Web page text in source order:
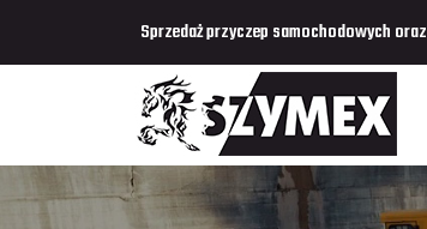
Sprzedaż przyczep samochodowych